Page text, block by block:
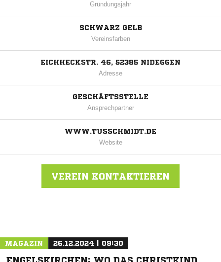
Gründungsjahr
SCHWARZ GELB
Vereinsfarben
EICHHECKSTR. 46, 52385 NIDEGGEN
Adresse
GESCHÄFTSSTELLE
Ansprechpartner
WWW.TUSSCHMIDT.DE
Website
VEREIN KONTAKTIEREN
MAGAZIN 26.12.2024 | 09:30